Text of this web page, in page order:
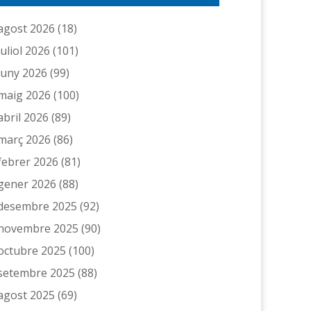
2026 (18)
2026 (101)
2026 (99)
2026 (100)
2026 (89)
2026 (86)
2026 (81)
2026 (88)
2025 (92)
2025 (90)
2025 (100)
2025 (88)
2025 (69)